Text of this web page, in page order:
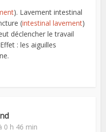
). Lavement intestinal
(intestinal lavement)
déclencher le travail
: les aiguilles
0 h 46 min